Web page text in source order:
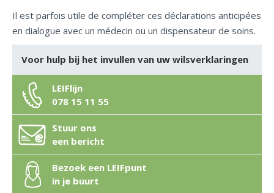
Il est parfois utile de compléter ces déclarations anticipées
en dialogue avec un médecin ou un dispensateur de soins.
Voor hulp bij het invullen van uw wilsverklaringen
LEIFlijn
078 15 11 55
Stuur ons
een bericht
Bezoek een LEIFpunt
in je buurt